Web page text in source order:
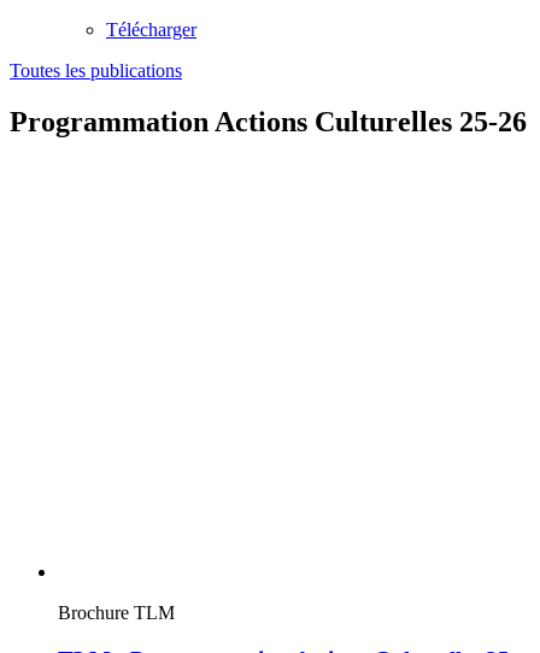
Télécharger
Toutes les publications
Programmation Actions Culturelles 25-26
Brochure TLM